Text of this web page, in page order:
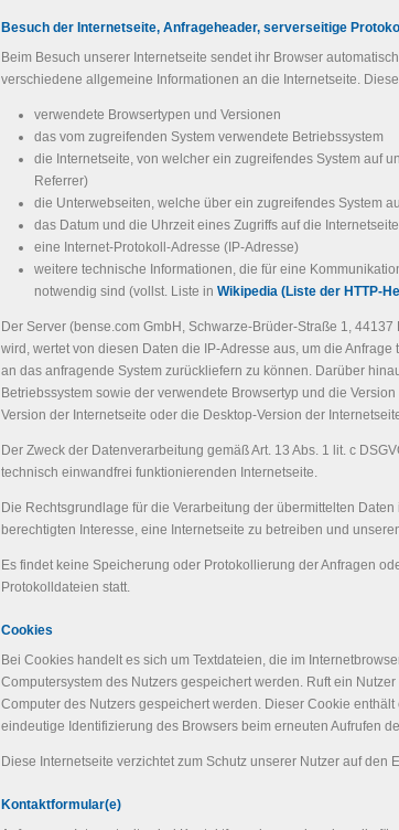
Besuch der Internetseite, Anfrageheader, serverseitige
Beim Besuch unserer Internetseite sendet ihr Browser
verschiedene allgemeine Informationen an die Internetseite.
verwendete Browsertypen und Versionen
das vom zugreifenden System verwendete Betriebssystem
die Internetseite, von welcher ein zugreifendes System auf
Referrer)
die Unterwebseiten, welche über ein zugreifendes System
das Datum und die Uhrzeit eines Zugriffs auf die Internetseite
eine Internet-Protokoll-Adresse (IP-Adresse)
weitere technische Informationen, die für eine
notwendig sind (vollst. Liste in Wikipedia (Liste der HTTP-
Der Server (bense.com GmbH, Schwarze-Brüder-Straße 1,
wird, wertet von diesen Daten die IP-Adresse aus, um die
an das anfragende System zurückliefern zu können. Darüber
Betriebssystem sowie der verwendete Browsertyp und die
Version der Internetseite oder die Desktop-Version der
Der Zweck der Datenverarbeitung gemäß Art. 13 Abs. 1 lit. c
technisch einwandfrei funktionierenden Internetseite.
Die Rechtsgrundlage für die Verarbeitung der übermittelten Daten
berechtigten Interesse, eine Internetseite zu betreiben und
Es findet keine Speicherung oder Protokollierung der Anfragen
Protokolldateien statt.
Cookies
Bei Cookies handelt es sich um Textdateien, die im
Computersystem des Nutzers gespeichert werden. Ruft ein
Computer des Nutzers gespeichert werden. Dieser Cookie
eindeutige Identifizierung des Browsers beim erneuten Aufrufen
Diese Internetseite verzichtet zum Schutz unserer Nutzer auf den
Kontaktformular(e)